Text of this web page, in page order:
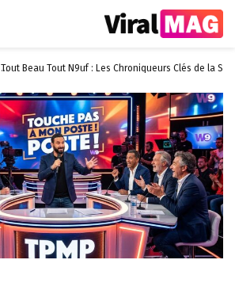
Tout Beau Tout N9uf : Les Chroniqueurs Clés de la